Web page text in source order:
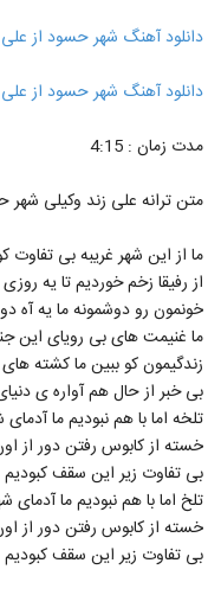
۱,۱۲۴
90
91
۱,۸۹۲
92
۹۷۸ بازدید
93
۱,۱۷۷
دانلود آهنگ شهر حسود از علی
دانلود آهنگ شهر حسود از علی
مدت زمان : 4:15
متن ترانه علی زند وکیلی
ما از این شهر غریبه بی تفاوت
از رفیقا زخم خوردیم تا یه روزی
خونمون رو دوشمونه ما یه آه
ما غنیمت های بی رویای این
زندگیمون کو ببین ما کشته
بی خبر از حال هم آواره ی
تلخه اما با هم نبودیم ما
خسته از کابوس رفتن دور از
بی تفاوت زیر این سقف کبودیم
تلخ اما با هم نبودیم ما
خسته از کابوس رفتن دور از
بی تفاوت زیر این سقف کبودیم